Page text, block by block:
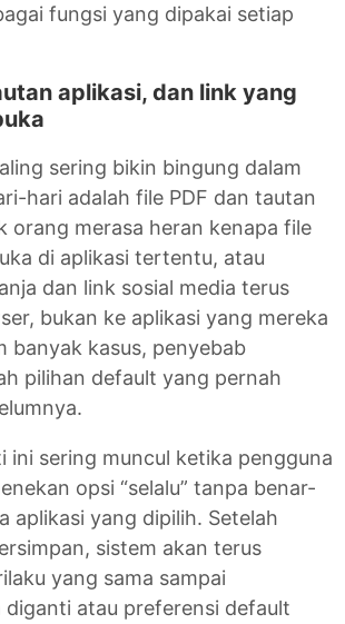
fungsi yang dipakai setiap
aplikasi, dan link yang
sering bikin bingung dalam
hari adalah file PDF dan tautan
orang merasa heran kenapa file
di aplikasi tertentu, atau
dan link sosial media terus
bukan ke aplikasi yang mereka
banyak kasus, penyebab
pilihan default yang pernah
ini sering muncul ketika pengguna
opsi “selalu” tanpa benar-
aplikasi yang dipilih. Setelah
sistem akan terus
yang sama sampai
diganti atau preferensi default